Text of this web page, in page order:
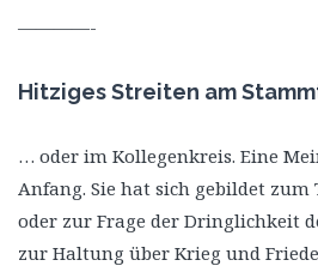
————-
Hitziges Streiten am
… oder im Kollegenkreis. Eine
Anfang. Sie hat sich gebildet
oder zur Frage der Dringlichkeit
zur Haltung über Krieg und